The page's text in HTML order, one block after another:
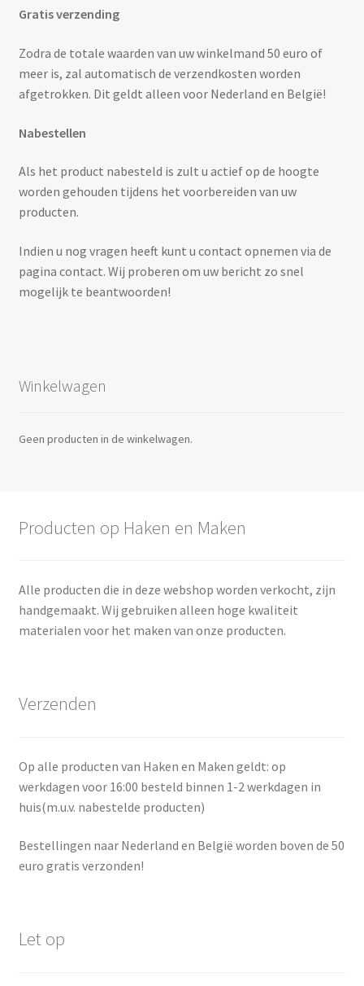
Gratis verzending
Zodra de totale waarden van uw winkelmand 50 euro of
meer is, zal automatisch de verzendkosten worden
afgetrokken. Dit geldt alleen voor Nederland en België!
Nabestellen
Als het product nabesteld is zult u actief op de hoogte
worden gehouden tijdens het voorbereiden van uw
producten.
Indien u nog vragen heeft kunt u contact opnemen via de
pagina contact. Wij proberen om uw bericht zo snel
mogelijk te beantwoorden!
Winkelwagen
Geen producten in de winkelwagen.
Producten op Haken en Maken
Alle producten die in deze webshop worden verkocht, zijn
handgemaakt. Wij gebruiken alleen hoge kwaliteit
materialen voor het maken van onze producten.
Verzenden
Op alle producten van Haken en Maken geldt: op
werkdagen voor 16:00 besteld binnen 1-2 werkdagen in
huis(m.u.v. nabestelde producten)
Bestellingen naar Nederland en België worden boven de 50
euro gratis verzonden!
Let op